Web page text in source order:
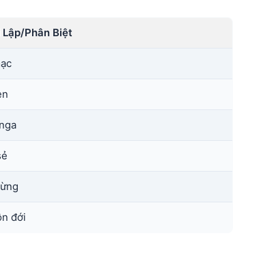
Phân Biệt
đới